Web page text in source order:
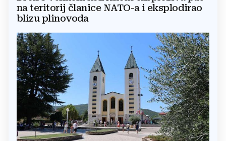
na teritorij članice NATO-a i eksplodirao
blizu plinovoda